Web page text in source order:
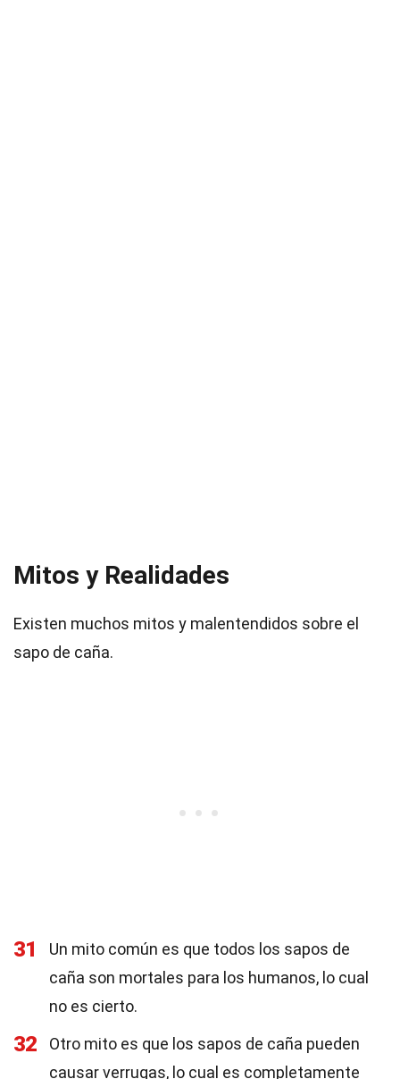
Mitos y Realidades
Existen muchos mitos y malentendidos sobre el
sapo de caña.
31
Un mito común es que todos los sapos de
caña son mortales para los humanos, lo cual
no es cierto.
32
Otro mito es que los sapos de caña pueden
causar verrugas, lo cual es completamente